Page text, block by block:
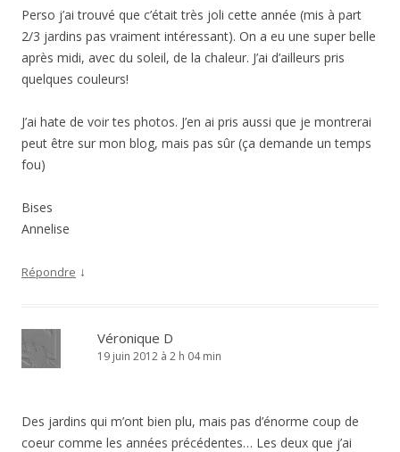
Perso j’ai trouvé que c’était très joli cette année (mis à part
2/3 jardins pas vraiment intéressant). On a eu une super belle
après midi, avec du soleil, de la chaleur. J’ai d’ailleurs pris
quelques couleurs!
J’ai hate de voir tes photos. J’en ai pris aussi que je montrerai
peut être sur mon blog, mais pas sûr (ça demande un temps
fou)
Bises
Annelise
Répondre ↓
Véronique D
19 juin 2012 à 2 h 04 min
Des jardins qui m’ont bien plu, mais pas d’énorme coup de
coeur comme les années précédentes… Les deux que j’ai